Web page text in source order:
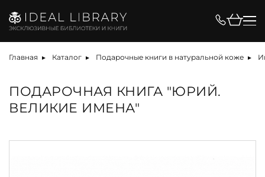
Главная Каталог Подарочные книги в натуральной коже
ПОДАРОЧНАЯ КНИГА "ЮРИЙ.
ВЕЛИКИЕ ИМЕНА"